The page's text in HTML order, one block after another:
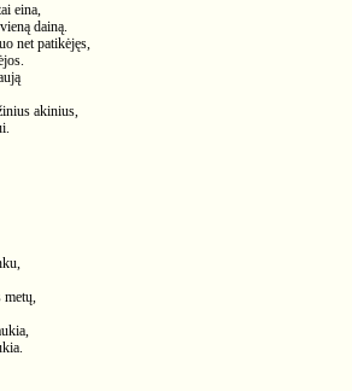
eina,
dainą.
net patikėjęs,
akinius,
metų,